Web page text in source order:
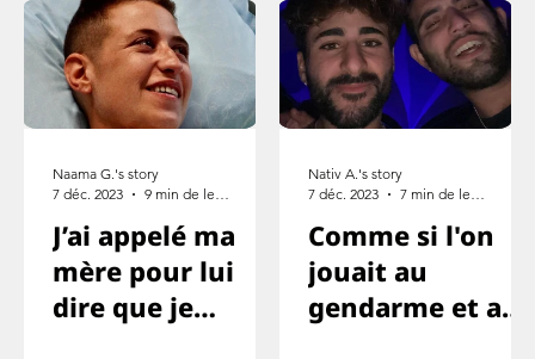
J’ai appelé ma
mère pour lui
dire que je
Naama G.'s story
7 déc. 2023
9 min de lecture
Comme si l'on
jouait au
gendarme et au
Nativ A.'s story
7 déc. 2023
7 min de lecture